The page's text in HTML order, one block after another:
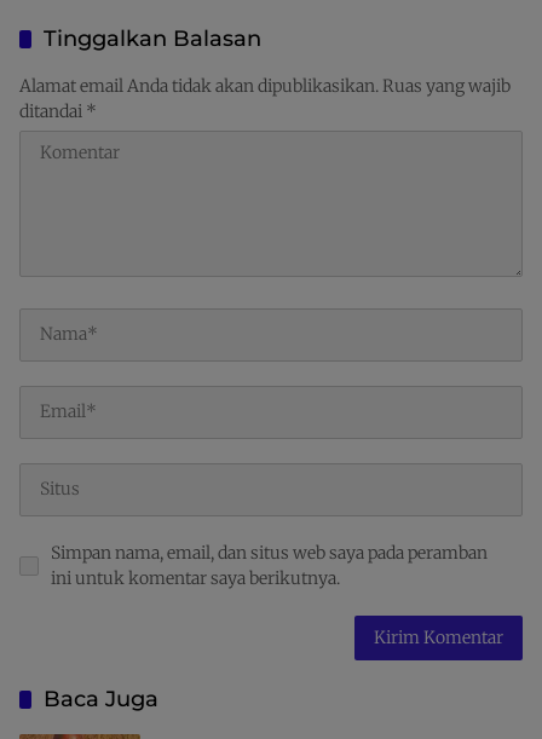
Tinggalkan Balasan
Alamat email Anda tidak akan dipublikasikan.Ruas yang wajib
ditandai *
Simpan nama, email, dan situs web saya pada peramban
ini untuk komentar saya berikutnya.
Baca Juga